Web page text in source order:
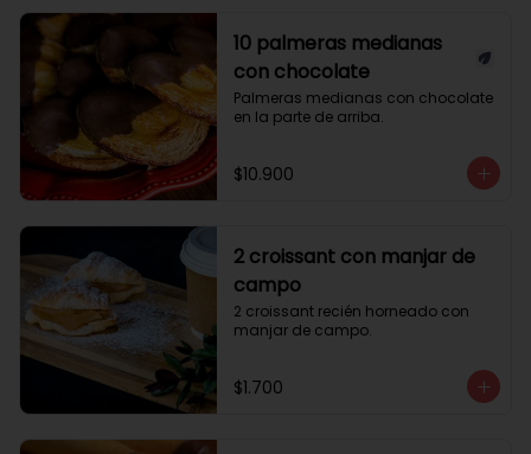
10 palmeras medianas
con chocolate
Palmeras medianas con chocolate
en la parte de arriba.
$10.900
2 croissant con manjar de
campo
2 croissant recién horneado con
manjar de campo.
$1.700